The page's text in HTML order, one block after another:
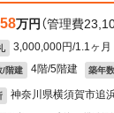
万円 （管理費
3,000,000円/1.1ヶ月
/階建 4階/5階建 築年数
神奈川県横須賀市追